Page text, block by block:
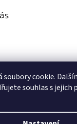
soubory cookie.
souhlas s jejich